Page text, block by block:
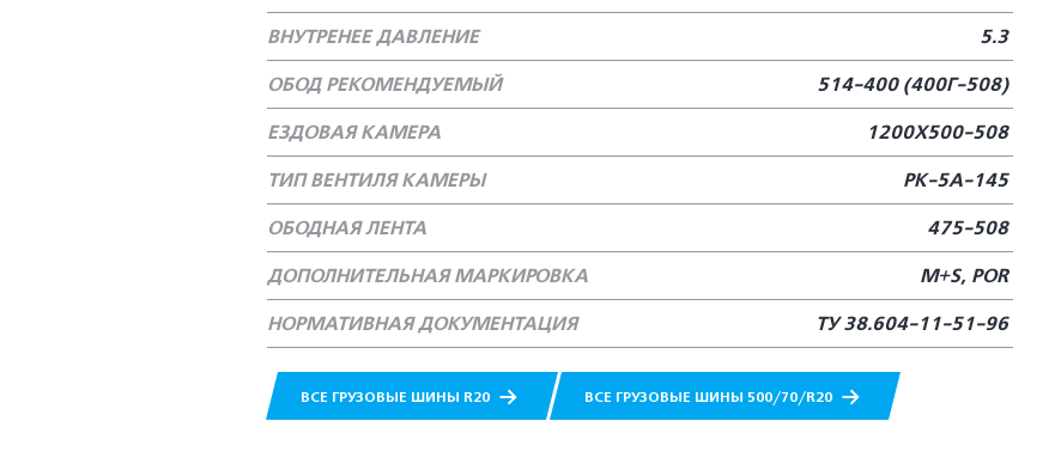
ВНУТРЕНЕЕ ДАВЛЕНИЕ
5.3
ОБОД РЕКОМЕНДУЕМЫЙ
514-400 (400Г-508)
ЕЗДОВАЯ КАМЕРА
1200Х500-508
ТИП ВЕНТИЛЯ КАМЕРЫ
РК-5А-145
ОБОДНАЯ ЛЕНТА
475-508
ДОПОЛНИТЕЛЬНАЯ МАРКИРОВКА
M+S, POR
НОРМАТИВНАЯ ДОКУМЕНТАЦИЯ
ТУ 38.604-11-51-96
ВСЕ ГРУЗОВЫЕ ШИНЫ R20 ВСЕ ГРУЗОВЫЕ ШИНЫ 500/70/R20